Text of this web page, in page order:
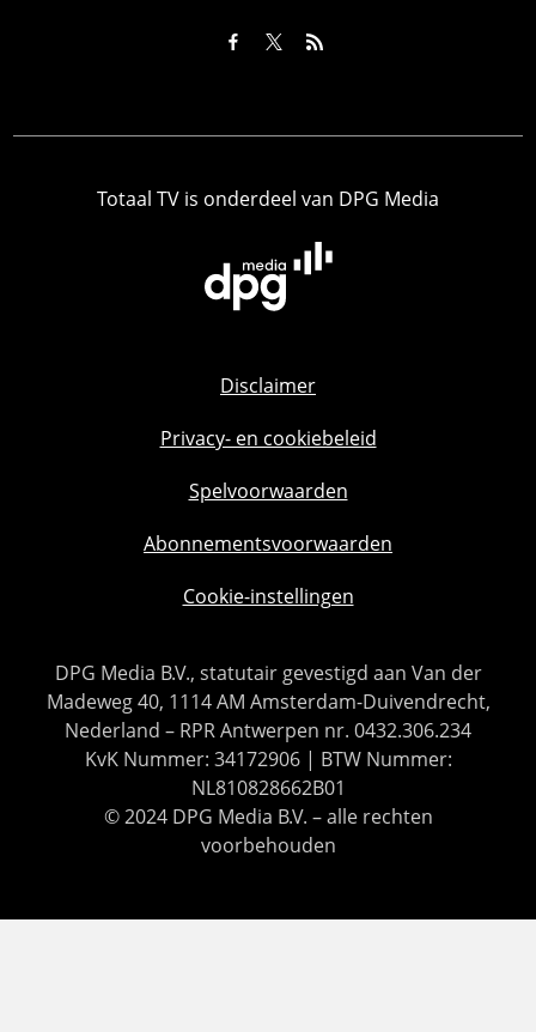
Totaal TV is onderdeel van DPG Media
Disclaimer
Privacy- en cookiebeleid
Spelvoorwaarden
Abonnementsvoorwaarden
Cookie-instellingen
DPG Media B.V., statutair gevestigd aan Van der
Madeweg 40, 1114 AM Amsterdam-Duivendrecht,
Nederland – RPR Antwerpen nr. 0432.306.234
KvK Nummer: 34172906 | BTW Nummer:
NL810828662B01
© 2024 DPG Media B.V. – alle rechten
voorbehouden